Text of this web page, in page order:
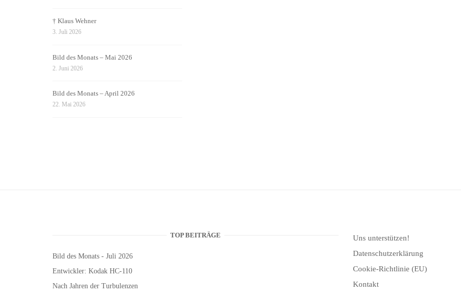
† Klaus Wehner
3. Juli 2026
Bild des Monats – Mai 2026
2. Juni 2026
Bild des Monats – April 2026
22. Mai 2026
TOP BEITRÄGE
Bild des Monats - Juli 2026
Entwickler: Kodak HC-110
Nach Jahren der Turbulenzen
Uns unterstützen!
Datenschutzerklärung
Cookie-Richtlinie (EU)
Kontakt